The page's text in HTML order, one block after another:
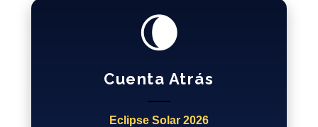
🌘
Cuenta Atrás
Eclipse Solar 2026